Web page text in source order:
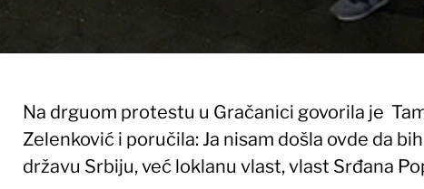
Na drguom protestu u Gračanici govorila je
Zelenković i poručila: Ja nisam došla ovde da
državu Srbiju, već loklanu vlast, vlast Srđana